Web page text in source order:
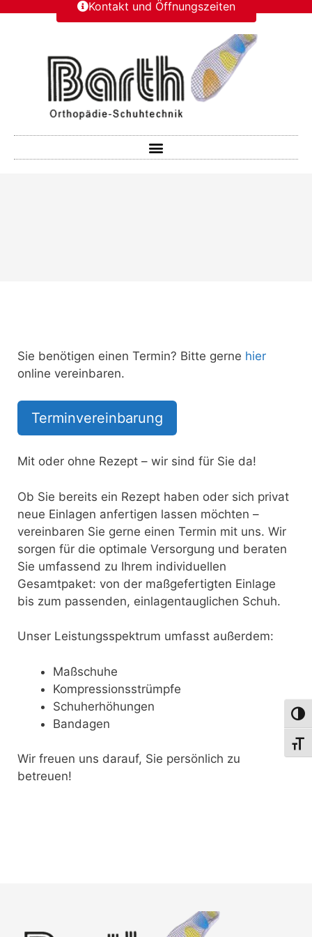
Kontakt und Öffnungszeiten
Sie benötigen einen Termin? Bitte gerne hier
online vereinbaren.
Terminvereinbarung
Mit oder ohne Rezept – wir sind für Sie da!
Ob Sie bereits ein Rezept haben oder sich privat
neue Einlagen anfertigen lassen möchten –
vereinbaren Sie gerne einen Termin mit uns. Wir
sorgen für die optimale Versorgung und beraten
Sie umfassend zu Ihrem individuellen
Gesamtpaket: von der maßgefertigten Einlage
bis zum passenden, einlagentauglichen Schuh.
Unser Leistungsspektrum umfasst außerdem:
Maßschuhe
Kompressionsstrümpfe
Schuherhöhungen
Bandagen
Wir freuen uns darauf, Sie persönlich zu
betreuen!